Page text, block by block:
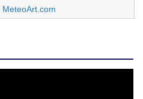
MeteoArt.com